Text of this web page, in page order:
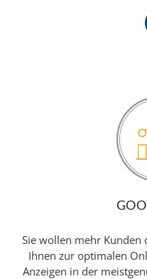
Sie wollen mehr Kunden
Ihnen zur optimalen
Anzeigen in der